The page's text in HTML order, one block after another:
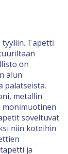
Tapetti
on
alun
palatseista.
metallin
soveltuvat
niin koteihin
ja